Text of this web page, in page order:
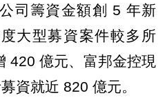
司籌資金額創 5 年新
大型募資案件較多所
420 億元、富邦金控現
資就近 820 億元。